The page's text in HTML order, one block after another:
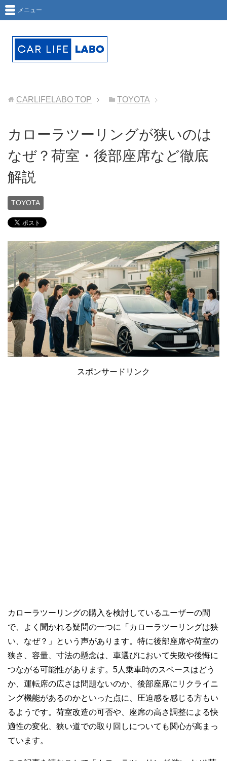
メニュー
CARLIFELABO TOP TOYOTA
カローラツーリングが狭いのは
なぜ？荷室・後部座席など徹底
解説
TOYOTA
スポンサードリンク
カローラツーリングの購入を検討しているユーザーの間
で、よく聞かれる疑問の一つに「カローラツーリングは狭
い、なぜ？」という声があります。特に後部座席や荷室の
狭さ、容量、寸法の懸念は、車選びにおいて失敗や後悔に
つながる可能性があります。5人乗車時のスペースはどう
か、運転席の広さは問題ないのか、後部座席にリクライニ
ング機能があるのかといった点に、圧迫感を感じる方もい
るようです。荷室改造の可否や、座席の高さ調整による快
適性の変化、狭い道での取り回しについても関心が高まっ
ています。